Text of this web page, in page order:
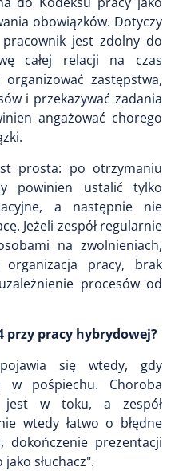
obowiązków. Dotyczy
jest zdolny do
całej relacji na czas
zastępstwa,
i przekazywać zadania
angażować chorego
prosta: po otrzymaniu
powinien ustalić tylko
a następnie nie
Jeżeli zespół regularnie
na zwolnieniach,
pracy, brak
procesów od
przy pracy hybrydowej?
się wtedy, gdy
w pośpiechu. Choroba
jest w toku, a zespół
wtedy łatwo o błędne
dokończenie prezentacji
słuchacz".